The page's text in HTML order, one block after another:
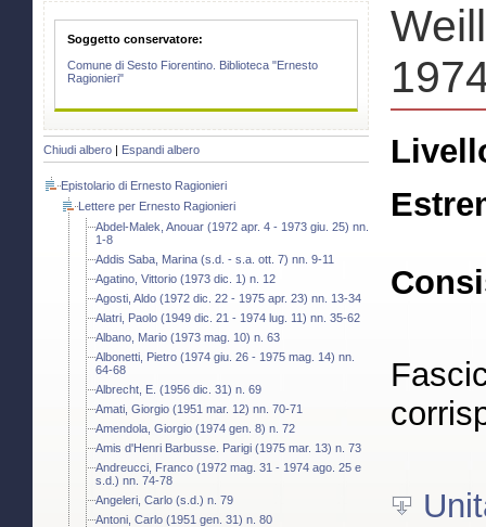
Soggetto conservatore:
Comune di Sesto Fiorentino. Biblioteca "Ernesto
Ragionieri"
Chiudi albero | Espandi albero
Epistolario di Ernesto Ragionieri
Lettere per Ernesto Ragionieri
Abdel-Malek, Anouar (1972 apr. 4 - 1973 giu. 25) nn.
1-8
Addis Saba, Marina (s.d. - s.a. ott. 7) nn. 9-11
Agatino, Vittorio (1973 dic. 1) n. 12
Agosti, Aldo (1972 dic. 22 - 1975 apr. 23) nn. 13-34
Alatri, Paolo (1949 dic. 21 - 1974 lug. 11) nn. 35-62
Albano, Mario (1973 mag. 10) n. 63
Albonetti, Pietro (1974 giu. 26 - 1975 mag. 14) nn.
64-68
Albrecht, E. (1956 dic. 31) n. 69
Amati, Giorgio (1951 mar. 12) nn. 70-71
Amendola, Giorgio (1974 gen. 8) n. 72
Amis d'Henri Barbusse. Parigi (1975 mar. 13) n. 73
Andreucci, Franco (1972 mag. 31 - 1974 ago. 25 e
s.d.) nn. 74-78
Angeleri, Carlo (s.d.) n. 79
Antoni, Carlo (1951 gen. 31) n. 80